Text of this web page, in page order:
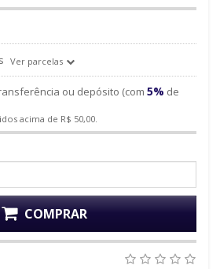
Ver parcelas
ou depósito (com 5% de
acima de R$ 50,00.
COMPRAR